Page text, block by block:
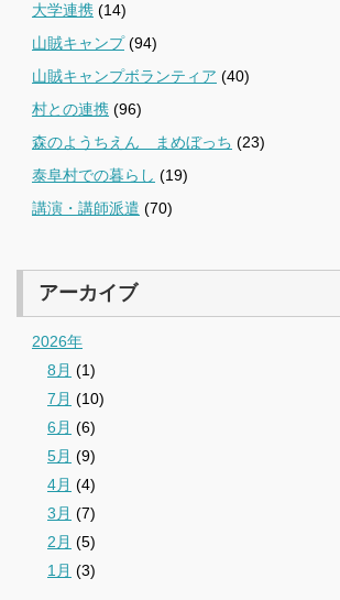
大学連携 (14)
山賊キャンプ(94)
山賊キャンプボランティア (40)
村との連携 (96)
森のようちえん まめぼっち (23)
泰阜村での暮らし (19)
講演・講師派遣 (70)
アーカイブ
2026年
8月 (1)
7月 (10)
6月 (6)
5月 (9)
4月 (4)
3月 (7)
2月 (5)
1月 (3)